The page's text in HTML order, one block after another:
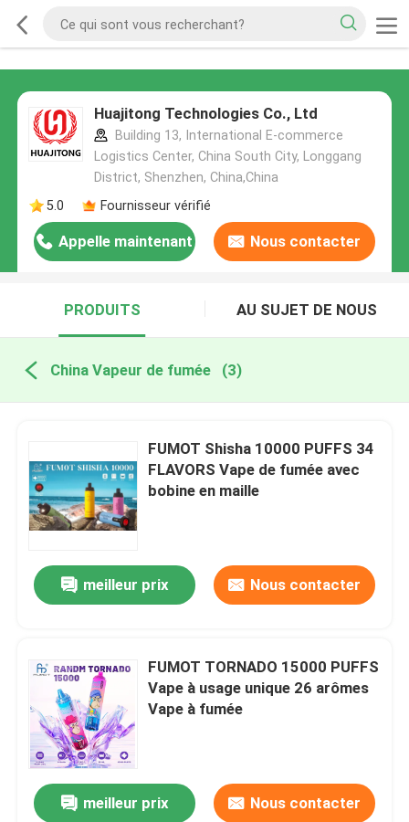
Huajitong Technologies Co., Ltd
Building 13, International E-commerce
Logistics Center, China South City, Longgang
District, Shenzhen, China,China
5.0
Fournisseur vérifié
Appelle maintenant Nous contacter
PRODUITS AU SUJET DE NOUS
China Vapeur de fumée (3)
FUMOT Shisha 10000 PUFFS 34
FLAVORS Vape de fumée avec
bobine en maille
meilleur prix Nous contacter
FUMOT TORNADO 15000 PUFFS
Vape à usage unique 26 arômes
Vape à fumée
meilleur prix Nous contacter